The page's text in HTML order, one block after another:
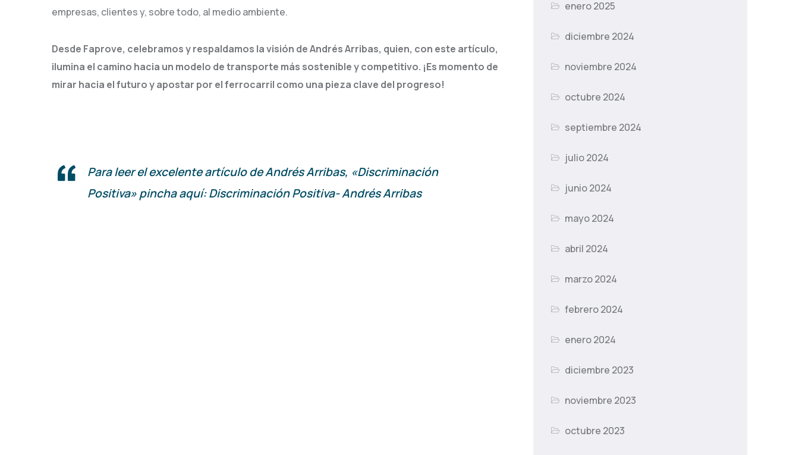
empresas, clientes y, sobre todo, al medio ambiente.
Desde Faprove, celebramos y respaldamos la visión de Andrés Arribas, quien, con este artículo,
ilumina el camino hacia un modelo de transporte más sostenible y competitivo. ¡Es momento de
mirar hacia el futuro y apostar por el ferrocarril como una pieza clave del progreso!
Para leer el excelente artículo de Andrés Arribas, «Discriminación
Positiva» pincha aquí:Discriminación Positiva- Andrés Arribas
enero 2025
diciembre 2024
noviembre 2024
octubre 2024
septiembre 2024
julio 2024
junio 2024
mayo 2024
abril 2024
marzo 2024
febrero 2024
enero 2024
diciembre 2023
noviembre 2023
octubre 2023